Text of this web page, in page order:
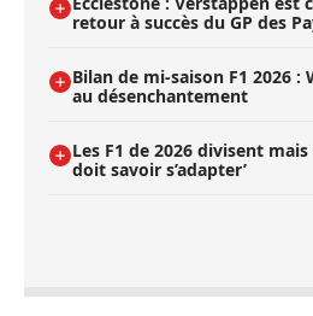
retour à succès du GP des
Bilan de mi-saison F1 2026 :
au désenchantement
Les F1 de 2026 divisent
doit savoir s’adapter’